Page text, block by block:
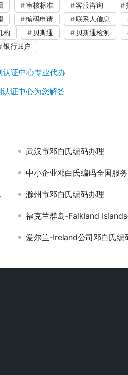
审核标准 客服咨询
编码申请 联系人信息
构 贝斯通 贝斯通检测
银行账户
证中心专业代办
证中心为您解答
武汉市邓白氏编码办理
中小企业邓白氏编码全国服务
滁州市邓白氏编码办理
福克兰群岛-Falkland
爱尔兰-Ireland公司邓白氏编